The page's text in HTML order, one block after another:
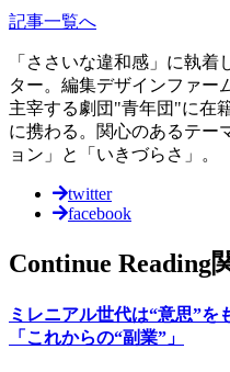
記事一覧へ
「ささいな違和感」に執
ター。編集デザインファー
主宰する劇団"青年団"に在
に携わる。関心のあるテー
ョン」と「いきづらさ」。
twitter
facebook
Continue Reading
ミレニアル世代は“意思”
「これからの“副業”」